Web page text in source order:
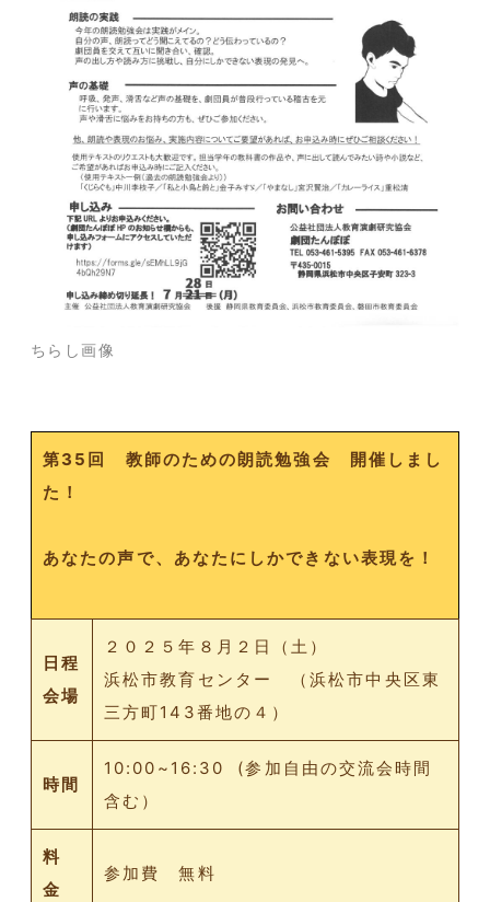
ちらし画像
第35回 教師のための朗読勉強会 開催しまし
た！
あなたの声で、あなたにしかできない表現を！
日程
会場
２０２５年８月２日（土）
浜松市教育センター （浜松市中央区東
三方町143番地の４）
時間
10:00~16:30 (参加自由の交流会時間
含む）
料
金
参加費 無料